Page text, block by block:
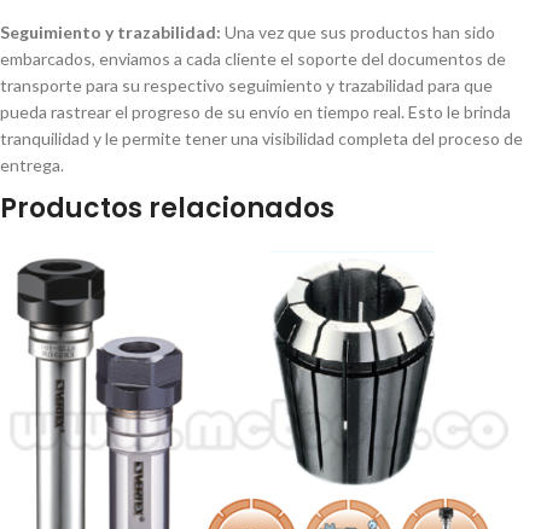
Seguimiento y trazabilidad: Una vez que sus productos han sido
embarcados, enviamos a cada cliente el soporte del documentos de
transporte para su respectivo seguimiento y trazabilidad para que
pueda rastrear el progreso de su envío en tiempo real. Esto le brinda
tranquilidad y le permite tener una visibilidad completa del proceso de
entrega.
Productos relacionados